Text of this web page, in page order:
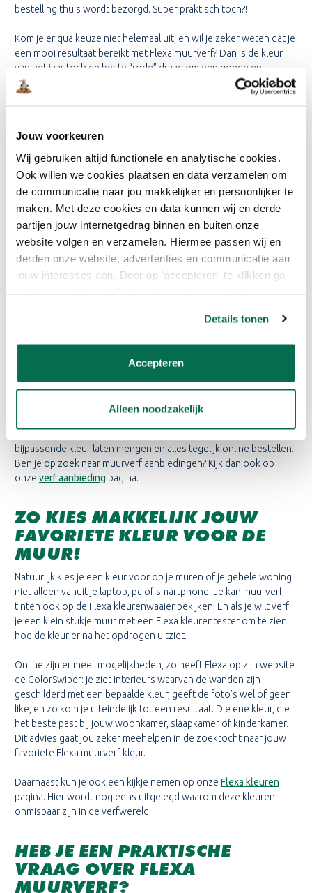
Jouw voorkeuren
Wij gebruiken altijd functionele en analytische cookies.
Ook willen we cookies plaatsen en data verzamelen om
de communicatie naar jou makkelijker en persoonlijker te
maken. Met deze cookies en data kunnen wij en derde
partijen jouw internetgedrag binnen en buiten onze
website volgen en verzamelen. Hiermee passen wij en
derden onze website, advertenties en communicatie aan
jouw interesses aan. Door op 'accepteren' te klikken ga
Details tonen
Accepteren
Alleen noodzakelijk
bestelling thuis wordt bezorgd. Super praktisch toch?!
Kom je er qua keuze niet helemaal uit, en wil je zeker weten dat je
een mooi resultaat bereikt met Flexa muurverf? Dan is de kleur
van het jaar toch de beste “rode” draad om een goede en
sfeervolle keuze te maken. Daarnaast kun je voor advies ook
altijd terecht bij onze klantenservice.
HOEZO JIJ DE FLEXA
MUURVERF KLEUR VAN HET
JAAR KIEST? SUCCES
GEGARANDEERD!
Wanneer de kleurexperts een muurverf tint bekronen tot kleur
van het jaar, dan is er grondig onderzoek aan vooraf gegaan. Van
lichtgroen tot honing en van roze tot cappuccino bruin, het zijn
allemaal prachtige muurverf kleuren die in ieder interieur passen.
keuzes wat jouw kleur muurverf betreft. Jouw interieur kan je zo
alleen het kleurenpalet aan te houden. Je creëert met Flexa
eenvoudig the perfect match.
Passend bij de muurverf van Flexa in mat of zijdeglans kan je ook
de lak voor je kozijnen of meubels laten mengen in de juiste tint.
bijpassende kleur laten mengen en alles tegelijk online bestellen.
Ben je op zoek naar muurverf aanbiedingen? Kijk dan ook op
onze verf aanbieding pagina.
ZO KIES MAKKELIJK JOUW
FAVORIETE KLEUR VOOR DE
MUUR!
Natuurlijk kies je een kleur voor op je muren of je gehele woning
niet alleen vanuit je laptop, pc of smartphone. Je kan muurverf
tinten ook op de Flexa kleurenwaaier bekijken. En als je wilt verf
je een klein stukje muur met een Flexa kleurentester om te zien
hoe de kleur er na het opdrogen uitziet.
Online zijn er meer mogelijkheden, zo heeft Flexa op zijn website
de ColorSwiper: je ziet interieurs waarvan de wanden zijn
geschilderd met een bepaalde kleur, geeft de foto’s wel of geen
like, en zo kom je uiteindelijk tot een resultaat. Die ene kleur, die
het beste past bij jouw woonkamer, slaapkamer of kinderkamer.
Dit advies gaat jou zeker meehelpen in de zoektocht naar jouw
favoriete Flexa muurverf kleur.
Daarnaast kun je ook een kijkje nemen op onze Flexa kleuren
pagina. Hier wordt nog eens uitgelegd waarom deze kleuren
onmisbaar zijn in de verfwereld.
HEB JE EEN PRAKTISCHE
VRAAG OVER FLEXA
MUURVERF?